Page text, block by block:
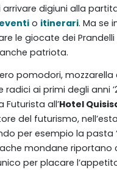
digiuni alla
eventi o itinerari. Ma se
le giocate dei
patriota.
pomodori, mozzarella
ai primi degli anni
all’Hotel
del futurismo,
per esempio la pasta
mondane riportano
per placare